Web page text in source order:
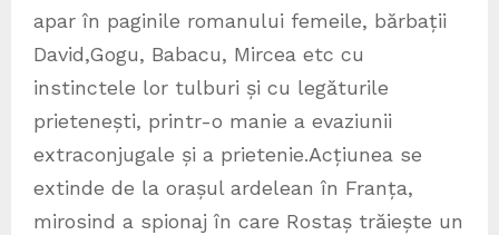
apar în paginile romanului femeile, bărbații
David,Gogu, Babacu, Mircea etc cu
instinctele lor tulburi și cu legăturile
prietenești, printr-o manie a evaziunii
extraconjugale și a prietenie.Acțiunea se
extinde de la orașul ardelean în Franța,
mirosind a spionaj în care Rostaș trăiește un